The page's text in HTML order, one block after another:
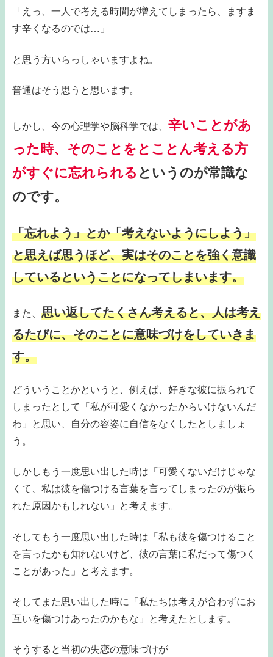
「えっ、一人で考える時間が増えてしまったら、ますま
す辛くなるのでは…」
と思う方いらっしゃいますよね。
普通はそう思うと思います。
しかし、今の心理学や脳科学では、 辛いことがあ
った時、そのことをとことん考える方
がすぐに忘れられるというのが常識な
のです。
「忘れよう」とか「考えないようにしよう」
と思えば思うほど、実はそのことを強く意識
しているということになってしまいます。
また、 思い返してたくさん考えると、人は考え
るたびに、そのことに意味づけをしていきま
す。
どういうことかというと、例えば、好きな彼に振られて
しまったとして「私が可愛くなかったからいけないんだ
わ」と思い、自分の容姿に自信をなくしたとしましょ
う。
しかしもう一度思い出した時は「可愛くないだけじゃな
くて、私は彼を傷つける言葉を言ってしまったのが振ら
れた原因かもしれない」と考えます。
そしてもう一度思い出した時は「私も彼を傷つけること
を言ったかも知れないけど、彼の言葉に私だって傷つく
ことがあった」と考えます。
そしてまた思い出した時に「私たちは考えが合わずにお
互いを傷つけあったのかもな」と考えたとします。
そうすると当初の失恋の意味づけが